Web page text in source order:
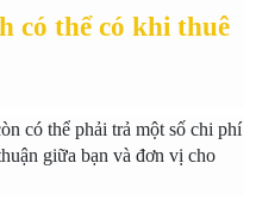
có thể có khi thuê
có thể phải trả một số chi phí
giữa bạn và đơn vị cho